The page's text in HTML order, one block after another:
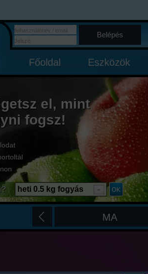
Belépés
Főoldal Eszközök
el, mint
fogsz!
heti 0.5 kg fogyás
MA